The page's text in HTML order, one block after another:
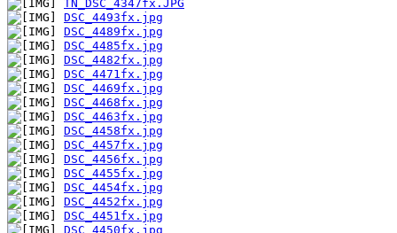
TN_DSC_4347fx.JPG
DSC_4493fx.jpg
DSC_4489fx.jpg
DSC_4485fx.jpg
DSC_4482fx.jpg
DSC_4471fx.jpg
DSC_4469fx.jpg
DSC_4468fx.jpg
DSC_4463fx.jpg
DSC_4458fx.jpg
DSC_4457fx.jpg
DSC_4456fx.jpg
DSC_4455fx.jpg
DSC_4454fx.jpg
DSC_4452fx.jpg
DSC_4451fx.jpg
DSC_4450fx.jpg